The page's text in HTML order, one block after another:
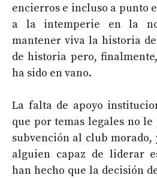
encierros e incluso a punto
a la intemperie en la
mantener viva la historia
de historia pero,
ha sido en vano.
La falta de apoyo
que por temas legales no
subvención al club
alguien capaz de liderar
han hecho que la decisión